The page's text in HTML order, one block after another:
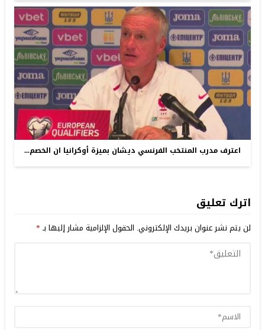
اعترف مدرب المنتخب الفرنسي ديشان بميزة أوكرانيا ان الخصم...
اترك تعليق
لن يتم نشر عنوان بريدك الإلكتروني. الحقول الإلزامية مشار إليها بـ*